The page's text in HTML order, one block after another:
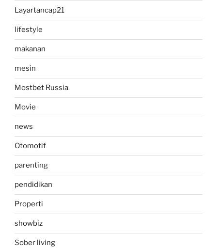
Layartancap21
lifestyle
makanan
mesin
Mostbet Russia
Movie
news
Otomotif
parenting
pendidikan
Properti
showbiz
Sober living